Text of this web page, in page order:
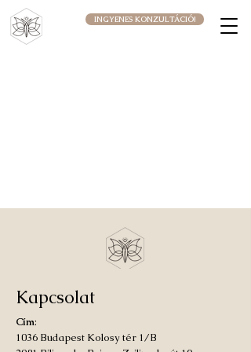
INGYENES KONZULTÁCIÓ!
Kapcsolat
Cím:
1036 Budapest Kolosy tér 1/B